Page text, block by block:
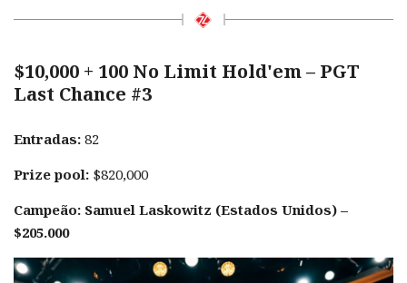
$10,000 + 100 No Limit Hold'em – PGT
Last Chance #3
Entradas: 82
Prize pool: $820,000
Campeão: Samuel Laskowitz (Estados Unidos) –
$205.000